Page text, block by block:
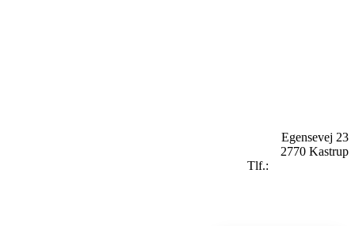
Egensevej 23
2770 Kastrup
Tlf.: